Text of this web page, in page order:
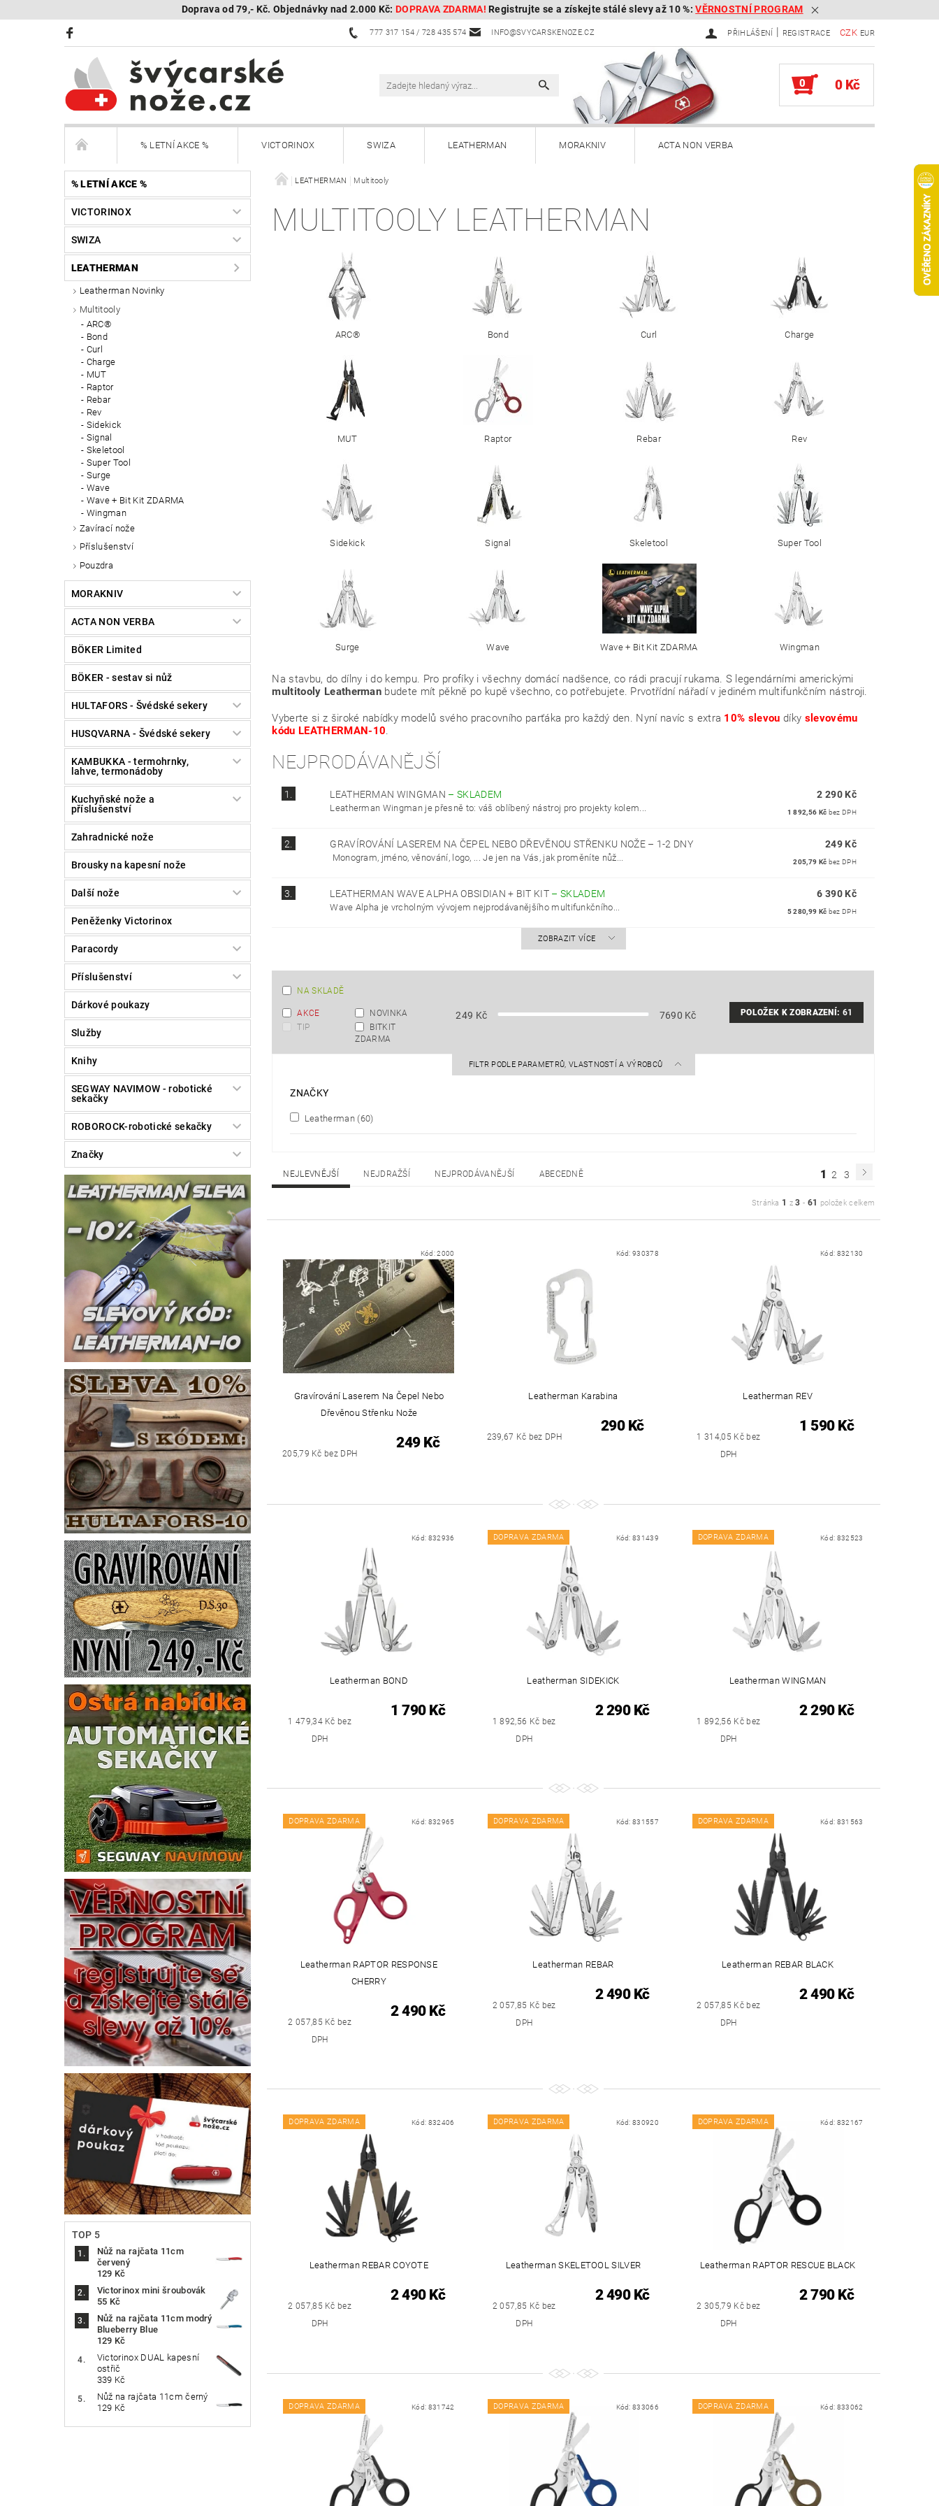
Doprava od 79,- Kč. Objednávky nad 2.000 Kč: DOPRAVA ZDARMA! Registrujte se a získejte stálé slevy až 10 %:VĚRNOSTNÍ PROGRAM
777 317 154 / 728 435 574 INFO@SVYCARSKENOZE.CZ CZK EUR
PŘIHLÁŠENÍ | REGISTRACE
0 0 Kč
% LETNÍ AKCE % VICTORINOX SWIZA LEATHERMAN MORAKNIV ACTA NON VERBA
BÖKER Limited BÖKER - sestav si nůž HULTAFORS - Švédské sekery
KAMBUKKA - termohrnky, lahve, termonádoby Kuchyňské nože a příslušenství Zahradnické nože Brousky na kapesní nože
Další nože Peněženky Victorinox Paracordy Služby
SEGWAY NAVIMOW - robotické sekačky ROBOROCK-robotické sekačky Kontakty Vrácení, výměna zboží, reklamace
% LETNÍ AKCE %
VICTORINOX
SWIZA
LEATHERMAN
Leatherman Novinky
Multitooly
ARC®
Bond
Curl
Charge
MUT
Raptor
Rebar
Rev
Sidekick
Signal
Skeletool
Super Tool
Surge
Wave
Wave + Bit Kit ZDARMA
Wingman
Zavírací nože
Příslušenství
Pouzdra
MORAKNIV
ACTA NON VERBA
BÖKER Limited
BÖKER - sestav si nůž
HULTAFORS - Švédské sekery
HUSQVARNA - Švédské sekery
KAMBUKKA - termohrnky,
lahve, termonádoby
Kuchyňské nože a
příslušenství
Zahradnické nože
Brousky na kapesní nože
Další nože
Peněženky Victorinox
Paracordy
Příslušenství
Dárkové poukazy
Služby
Knihy
SEGWAY NAVIMOW - robotické
sekačky
ROBOROCK-robotické sekačky
Značky
TOP 5
Nůž na rajčata 11cm
červený
129 Kč
Victorinox mini šroubovák
55 Kč
Nůž na rajčata 11cm modrý
Blueberry Blue
129 Kč
Victorinox DUAL kapesní
ostřič
339 Kč
Nůž na rajčata 11cm černý
129 Kč
LEATHERMAN Multitooly
MULTITOOLY LEATHERMAN
ARC® Bond Curl Charge
MUT Raptor Rebar Rev
Sidekick Signal Skeletool Super Tool
Surge Wave Wave + Bit Kit ZDARMA Wingman
Na stavbu, do dílny i do kempu. Pro profíky i všechny domácí nadšence, co rádi pracují rukama. S legendárními americkými
multitooly Leatherman budete mít pěkně po kupě všechno, co potřebujete. Prvotřídní nářadí v jediném multifunkčním nástroji.
Vyberte si z široké nabídky modelů svého pracovního parťáka pro každý den. Nyní navíc s extra 10% slevou díky slevovému
kódu LEATHERMAN-10.
NEJPRODÁVANĚJŠÍ
1. LEATHERMAN WINGMAN – SKLADEM
Leatherman Wingman je přesně to: váš oblíbený nástroj pro projekty kolem...
2 290 Kč
1 892,56 Kč bez DPH
2. GRAVÍROVÁNÍ LASEREM NA ČEPEL NEBO DŘEVĚNOU STŘENKU NOŽE – 1-2 DNY
Monogram, jméno, věnování, logo, ... Je jen na Vás, jak proměníte nůž...
249 Kč
205,79 Kč bez DPH
3. LEATHERMAN WAVE ALPHA OBSIDIAN + BIT KIT – SKLADEM
Wave Alpha je vrcholným vývojem nejprodávanějšího multifunkčního...
6 390 Kč
5 280,99 Kč bez DPH
ZOBRAZIT VÍCE
NA SKLADĚ
AKCE
NOVINKA
TIP
BITKIT
ZDARMA
249 Kč 7690 Kč POLOŽEK K ZOBRAZENÍ: 61
FILTR PODLE PARAMETRŮ, VLASTNOSTÍ A VÝROBCŮ
ZNAČKY
Leatherman (60)
NEJLEVNĚJŠÍ NEJDRAŽŠÍ NEJPRODÁVANĚJŠÍ ABECEDNĚ 1 2 3
Stránka 1 z3 - 61 položek celkem
Kód:2000
Gravírování Laserem Na Čepel Nebo
Dřevěnou Střenku Nože
205,79 Kč bez DPH
249 Kč
Kód:930378
Leatherman Karabina
239,67 Kč bez DPH
290 Kč
Kód: 832130
Leatherman REV
1 314,05 Kč bez
DPH
1 590 Kč
Kód: 832936
Leatherman BOND
1 479,34 Kč bez
DPH
1 790 Kč
DOPRAVA ZDARMA Kód:831439
Leatherman SIDEKICK
1 892,56 Kč bez
DPH
2 290 Kč
DOPRAVA ZDARMA Kód: 832523
Leatherman WINGMAN
1 892,56 Kč bez
DPH
2 290 Kč
DOPRAVA ZDARMA Kód: 832965
Leatherman RAPTOR RESPONSE
CHERRY
2 057,85 Kč bez
DPH
2 490 Kč
DOPRAVA ZDARMA Kód:831557
Leatherman REBAR
2 057,85 Kč bez
DPH
2 490 Kč
DOPRAVA ZDARMA Kód: 831563
Leatherman REBAR BLACK
2 057,85 Kč bez
DPH
2 490 Kč
DOPRAVA ZDARMA Kód: 832406
Leatherman REBAR COYOTE
2 057,85 Kč bez
DPH
2 490 Kč
DOPRAVA ZDARMA Kód:830920
Leatherman SKELETOOL SILVER
2 057,85 Kč bez
DPH
2 490 Kč
DOPRAVA ZDARMA Kód: 832167
Leatherman RAPTOR RESCUE BLACK
2 305,79 Kč bez
DPH
2 790 Kč
DOPRAVA ZDARMA Kód: 831742 DOPRAVA ZDARMA Kód:833066 DOPRAVA ZDARMA Kód: 833062